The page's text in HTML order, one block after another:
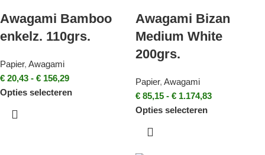
Awagami Bamboo
enkelz. 110grs.
Papier, Awagami
€ 20,43 - € 156,29
Opties selecteren
Awagami Bizan
Medium White
200grs.
Papier, Awagami
€ 85,15 - € 1.174,83
Opties selecteren